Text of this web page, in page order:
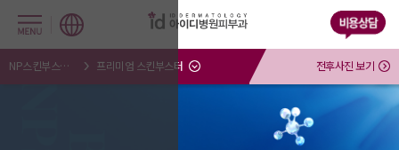
NP스킨부스터센터 프리미엄 스킨부스터 전후사진 보기